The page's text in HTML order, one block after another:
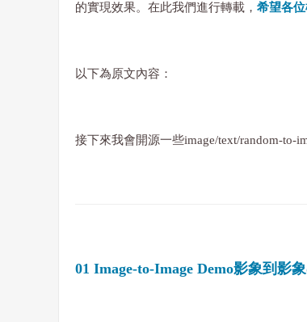
的實現效果。在此我們進行轉載， 希望各
以下為原文內容：
接下來我會開源一些image/text/random-to-
01 Image-to-Image Demo影象到影